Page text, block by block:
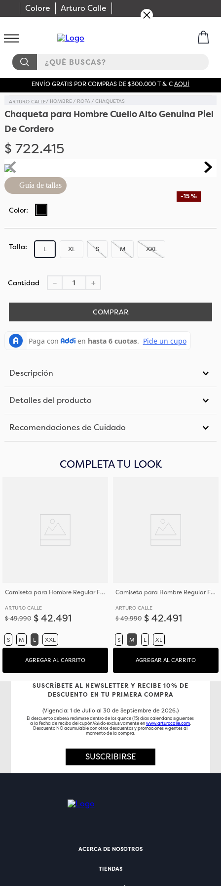
Colore Arturo Calle
¿QUÉ BUSCAS?
ENVÍO GRATIS POR COMPRAS DE $300.000 T & CAQUÍ
HOMBRE ROPA CHAQUETAS
Chaqueta para Hombre Cuello Alto Genuina Piel
De Cordero
$ 722.415
-15 %
Guía de tallas
Talla S M
L XL XXL
Cantidad ＋
－
COMPRAR
Descripción
Detalles del producto
Recomendaciones de Cuidado
COMPLETA TU LOOK
Camiseta para Hombre Regular Fit Cuello Redondo en Algodón Jersey
ARTURO CALLE
$49.990 $ 42.491
S M L XXL
AGREGAR AL CARRITO
Camiseta para Hombre Regular Fit Cuello Redondo en Algodón Jersey
ARTURO CALLE
$49.990 $ 42.491
S M L XL
AGREGAR AL CARRITO
SUSCRÍBETE AL NEWSLETTER Y RECIBE 10% DE
DESCUENTO EN TU PRIMERA COMPRA
(Vigencia: 1 de Julio al 30 de Septiembre de 2026.)
El descuento deberá redimirse dentro de los quince (15) días calendario siguientes
a la fecha de recibo del cupón.Válido exclusivamente enwww.arturocalle.com.
Descuento NO acumulable con otros descuentos y promociones vigentes al
momento de la compra.
SUSCRIBIRSE
ACERCA DE NOSOTROS
TIENDAS